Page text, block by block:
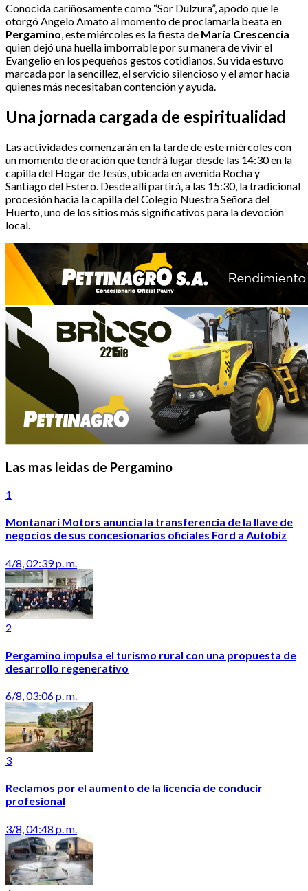
Conocida cariñosamente como “Sor Dulzura”, apodo que le
otorgó Angelo Amato al momento de proclamarla beata en
Pergamino, este miércoles es la fiesta de María Crescencia
quien dejó una huella imborrable por su manera de vivir el
Evangelio en los pequeños gestos cotidianos. Su vida estuvo
marcada por la sencillez, el servicio silencioso y el amor hacia
quienes más necesitaban contención y ayuda.
Una jornada cargada de espiritualidad
Las actividades comenzarán en la tarde de este miércoles con
un momento de oración que tendrá lugar desde las 14:30 en la
capilla del Hogar de Jesús, ubicada en avenida Rocha y
Santiago del Estero. Desde allí partirá, a las 15:30, la tradicional
procesión hacia la capilla del Colegio Nuestra Señora del
Huerto, uno de los sitios más significativos para la devoción
local.
Las mas leidas de Pergamino
1
Montanari Motors anuncia la transferencia de la llave de
negocios de sus concesionarios oficiales Ford a Autobiz
4/8, 02:39 p. m.
2
Pergamino impulsa el turismo rural con una propuesta de
desarrollo regenerativo
6/8, 03:06 p. m.
3
Reclamos por el aumento de la licencia de conducir
profesional
3/8, 04:48 p. m.